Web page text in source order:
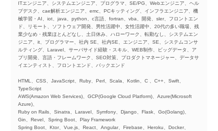
ITエンジニア、システムエンジニア、プログラマ、SE/PG、Webエンジニア、ヘル
プデスク、cae解析エンジニア、emc、PCキッティング、インフラエンジニア、機
械学習・AI、iot、java、python、c言語、fortran、vba、開発、sler、フロントエン
ド、リモート、ソフトウェア開発、男性活躍中、女性活躍中、20代の多い職場、残
業少なめ・残業ほとんどなし、土日休み、ハローワーク、転勤なし、システムエン
ジニア、it、プログラマー、社内 SE、社内SE、エンジニア、SE、システムコンサ
ルティング、Laravel、サーバサイド経験・スキル、WEB制作、ビッグデータ、ア
プリ開発、言語・フレームワーク、SEO対策、プロダクトマネージャー、データサ
イエンティスト、フロントエンド、バックエンド
HTML、CSS、JavaScript、Ruby、Perl、Scala、Kotlin、C 、C++、Swift、
TypeScript
AWS(Amazon Web Services)、GCP(Google Cloud Platform)、Azure(Microsoft
Azure)、
Ruby on Rails、Sinatra、Laravel、Symfony、Django、Flask、Go(Golang)、
Gin、Revel、Spring Boot、Play Framework
Spring Boot、Ktor、Vue.js、React、Angular、Firebase、Heroku、Docker、